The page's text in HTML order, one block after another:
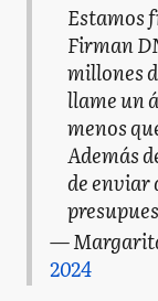
Estamos
Firman
millones
llame un
menos
Además
de enviar
—
2024